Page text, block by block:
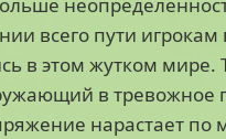
всего пути
в этом жутком
в тревожное
нарастает по